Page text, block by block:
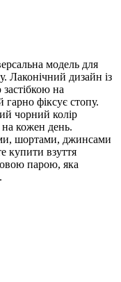
модель для
Лаконічний дизайн із
на
гарно фіксує стопу.
чорний колір
кожен день.
шортами, джинсами
купити взуття
парою, яка